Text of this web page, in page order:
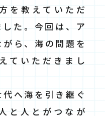
を教えていただ
た。今回は、ア
ら、海の問題を
ていただきまし
へ海を引き継ぐ
と人とがつなが